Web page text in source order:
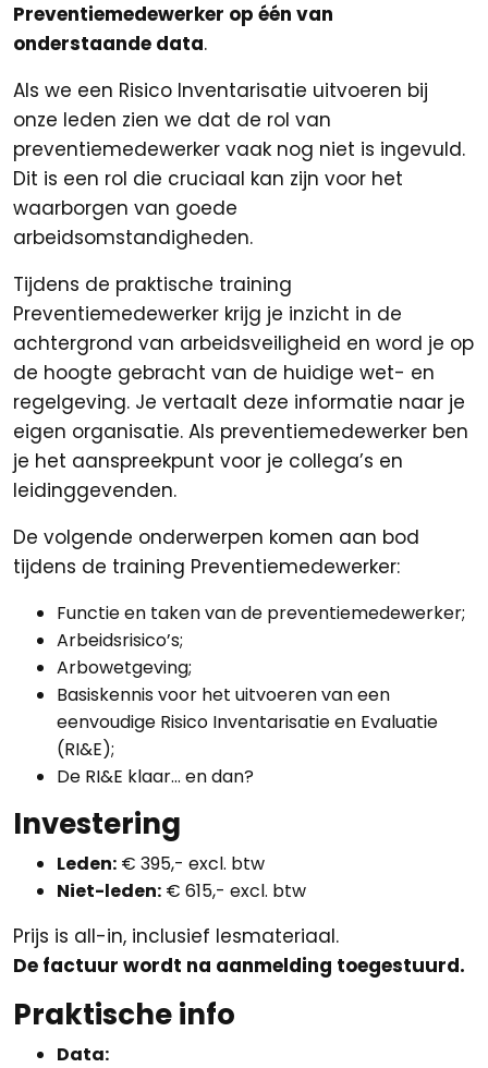
Preventiemedewerker op één van
onderstaande data.
Als we een Risico Inventarisatie uitvoeren bij
onze leden zien we dat de rol van
preventiemedewerker vaak nog niet is ingevuld.
Dit is een rol die cruciaal kan zijn voor het
waarborgen van goede
arbeidsomstandigheden.
Tijdens de praktische training
Preventiemedewerker krijg je inzicht in de
achtergrond van arbeidsveiligheid en word je op
de hoogte gebracht van de huidige wet- en
regelgeving. Je vertaalt deze informatie naar je
eigen organisatie. Als preventiemedewerker ben
je het aanspreekpunt voor je collega’s en
leidinggevenden.
De volgende onderwerpen komen aan bod
tijdens de training Preventiemedewerker:
Functie en taken van de preventiemedewerker;
Arbeidsrisico’s;
Arbowetgeving;
Basiskennis voor het uitvoeren van een
eenvoudige Risico Inventarisatie en Evaluatie
(RI&E);
De RI&E klaar… en dan?
Investering
Leden: € 395,- excl. btw
Niet-leden: € 615,- excl. btw
Prijs is all-in, inclusief lesmateriaal.
De factuur wordt na aanmelding toegestuurd.
Praktische info
Data: